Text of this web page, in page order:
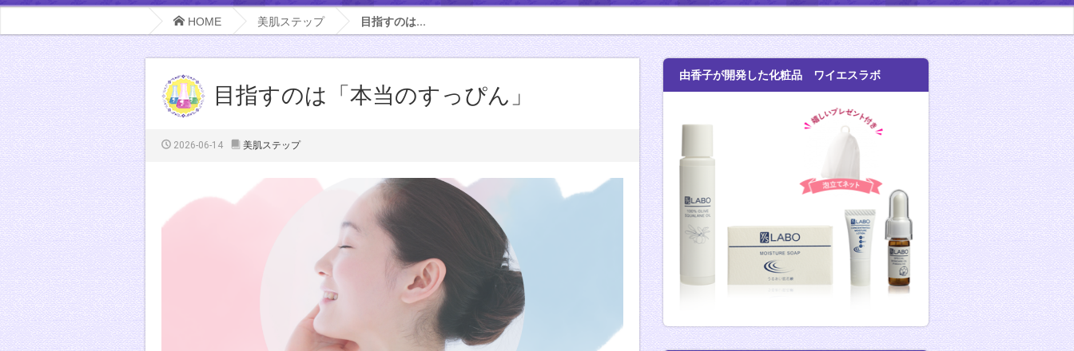
HOME 美肌ステップ 目指すのは...
目指すのは「本当のすっぴん」
2026-06-14 美肌ステップ
由香子が開発した化粧品 ワイエスラボ